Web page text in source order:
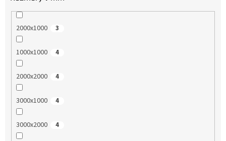
2000x1000 3
1000x1000 4
2000x2000 4
3000x1000 4
3000x2000 4